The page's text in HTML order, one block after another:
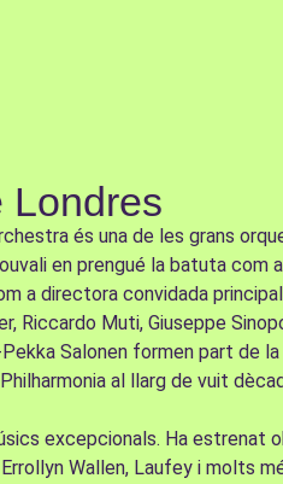
Londres
és una de les grans
en prengué la batuta com
a directora convidada
Riccardo Muti, Giuseppe
Salonen formen part de
al llarg de vuit
excepcionals. Ha estrenat
Wallen, Laufey i molts